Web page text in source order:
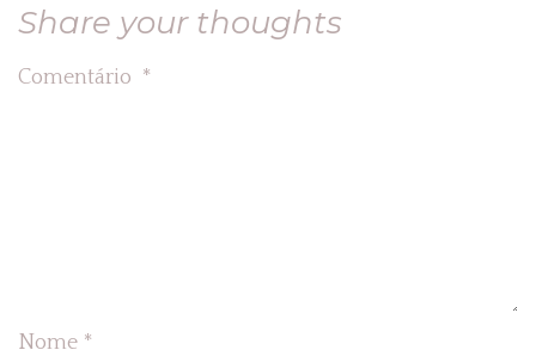
Share your thoughts
Comentário *
Nome *